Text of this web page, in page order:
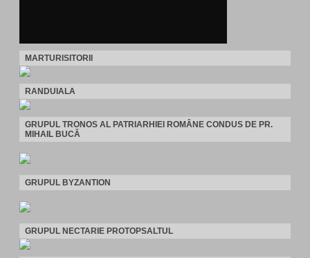
MARTURISITORII
RANDUIALA
GRUPUL TRONOS AL PATRIARHIEI ROMÂNE CONDUS DE PR.
MIHAIL BUCĂ
GRUPUL BYZANTION
GRUPUL NECTARIE PROTOPSALTUL